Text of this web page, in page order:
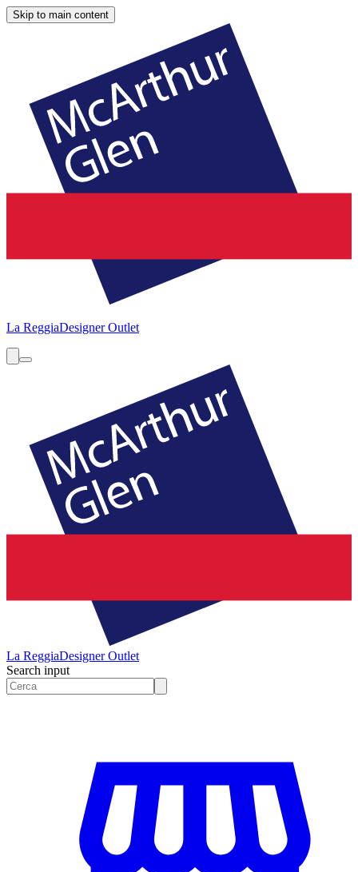
Skip to main content
La ReggiaDesigner Outlet
La ReggiaDesigner Outlet
Search input